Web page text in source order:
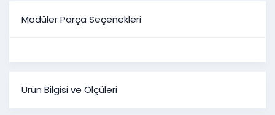
Modüler Parça Seçenekleri
Ürün Bilgisi ve Ölçüleri